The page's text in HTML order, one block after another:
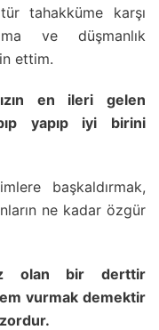
tahakküme karşı
ve düşmanlık
ettim.
en ileri gelen
yapıp iyi birini
başkaldırmak,
ne kadar özgür
olan bir derttir
vurmak demektir